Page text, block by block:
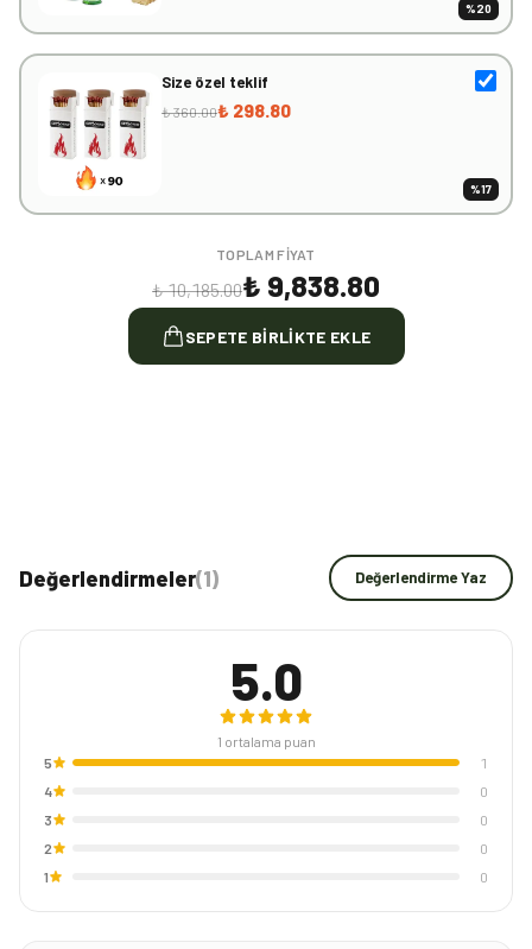
%20
Size özel teklif
₺ 360.00₺ 298.80
%17
TOPLAM FIYAT
₺ 10,185.00₺ 9,838.80
SEPETE BIRLIKTE EKLE
Değerlendirmeler(1) Değerlendirme Yaz
5.0
1 ortalama puan
5
1
4
0
3
0
2
0
1
0